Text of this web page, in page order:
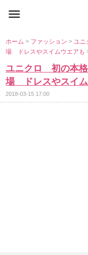
ホーム> ファッション>ユニ
場 ドレスやスイムウエアも
ユニクロ 初の本格
場 ドレスやスイム
2018-03-15 17:00